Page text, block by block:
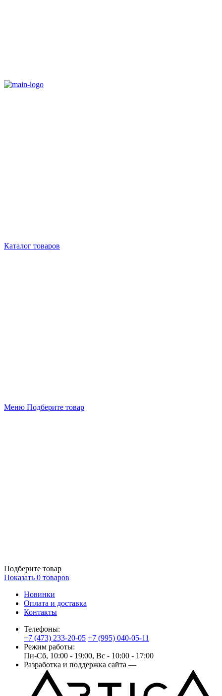
Каталог товаров
Меню Подберите товар
Подберите товар
Показать 0 товаров
Новинки
Оплата и доставка
Контакты
Телефоны:
+7 (473) 233-20-05 +7 (995) 040-05-11
Режим работы:
Пн-Сб, 10:00 - 19:00, Вс - 10:00 - 17:00
Разработка и поддержка сайта —